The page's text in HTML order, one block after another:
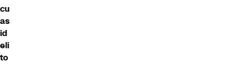
cu
as
id
eli
to